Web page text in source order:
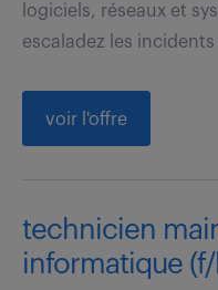
logiciels, réseaux et
escaladez les
voir l'offre
technicien
informatique